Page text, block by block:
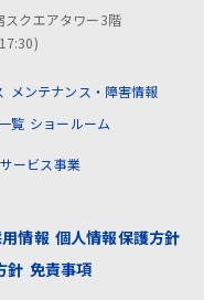
クエアタワー3階
メンテナンス・障害情報
覧 ショールーム
ービス事業
情報 個人情報保護方針
針 免責事項